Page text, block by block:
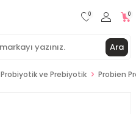
Ara
0 0
Probiyotik ve Prebiyotik Probien